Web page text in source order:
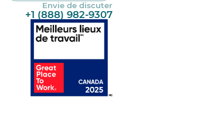
Envie de discuter
+1 (888) 982-9307